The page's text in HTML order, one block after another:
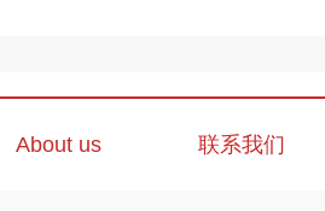
About us 联系我们